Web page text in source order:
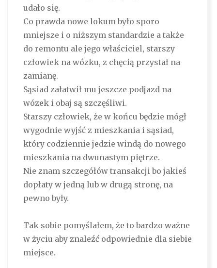
udało się.
Co prawda nowe lokum było sporo
mniejsze i o niższym standardzie a także
do remontu ale jego właściciel, starszy
człowiek na wózku, z chęcią przystał na
zamianę.
Sąsiad załatwił mu jeszcze podjazd na
wózek i obaj są szczęśliwi.
Starszy człowiek, że w końcu będzie mógł
wygodnie wyjść z mieszkania i sąsiad,
który codziennie jedzie windą do nowego
mieszkania na dwunastym piętrze.
Nie znam szczegółów transakcji bo jakieś
dopłaty w jedną lub w drugą stronę, na
pewno były.
Tak sobie pomyślałem, że to bardzo ważne
w życiu aby znaleźć odpowiednie dla siebie
miejsce.